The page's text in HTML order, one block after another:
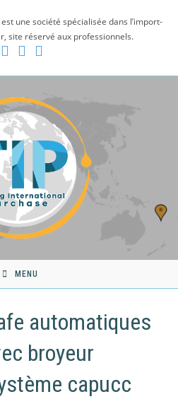
une société spécialisée dans l’import-
site réservé aux professionnels.
MENU
automatiques
broyeur
capucc